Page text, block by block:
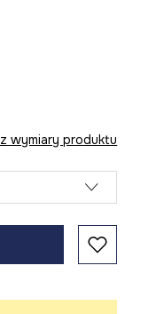
wymiary produktu